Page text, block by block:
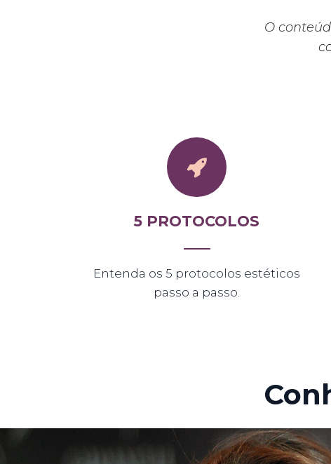
O
5 PROTOCOLOS
Entenda os 5 protocolos estéticos
passo a passo.